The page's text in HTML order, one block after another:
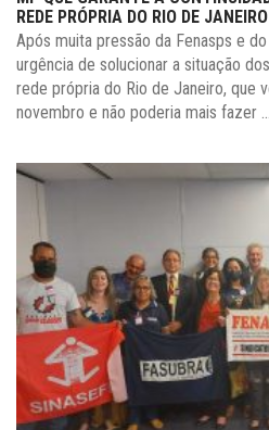
REDE PRÓPRIA DO RIO DE JANEIRO
Após muita pressão da Fenasps e
urgência de solucionar a situação
rede própria do Rio de Janeiro, que
novembro e não poderia mais fazer ...